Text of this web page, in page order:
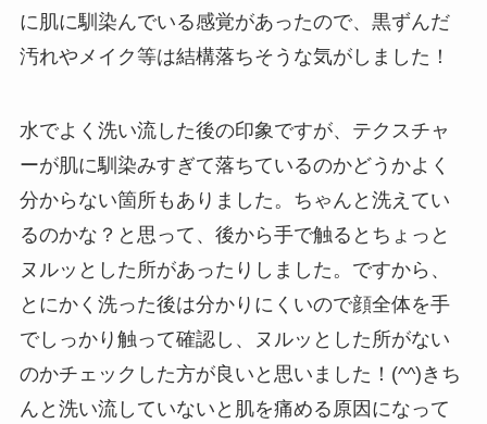
に肌に馴染んでいる感覚があったので、黒ずんだ
汚れやメイク等は結構落ちそうな気がしました！
水でよく洗い流した後の印象ですが、テクスチャ
ーが肌に馴染みすぎて落ちているのかどうかよく
分からない箇所もありました。ちゃんと洗えてい
るのかな？と思って、後から手で触るとちょっと
ヌルッとした所があったりしました。ですから、
とにかく洗った後は分かりにくいので顔全体を手
でしっかり触って確認し、ヌルッとした所がない
のかチェックした方が良いと思いました！(^^)きち
んと洗い流していないと肌を痛める原因になって